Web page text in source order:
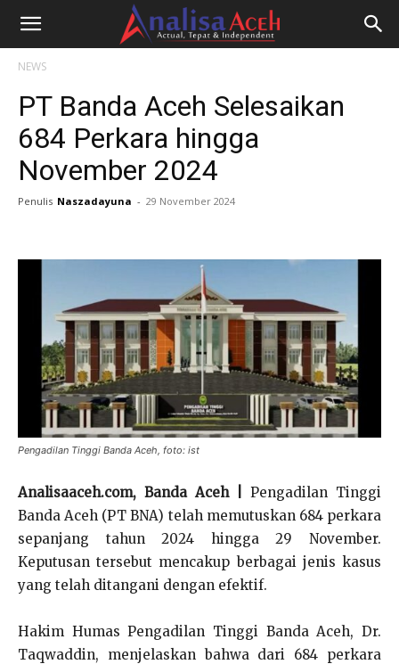
NEWS
PT Banda Aceh Selesaikan
684 Perkara hingga
November 2024
Penulis Naszadayuna - 29 November 2024
Pengadilan Tinggi Banda Aceh, foto: ist
Analisaaceh.com, Banda Aceh |
Pengadilan Tinggi
Banda Aceh (PT BNA) telah memutuskan 684 perkara
sepanjang tahun 2024 hingga 29 November.
Keputusan tersebut mencakup berbagai jenis kasus
yang telah ditangani dengan efektif.
Hakim Humas Pengadilan Tinggi Banda Aceh, Dr.
Taqwaddin, menjelaskan bahwa dari 684 perkara